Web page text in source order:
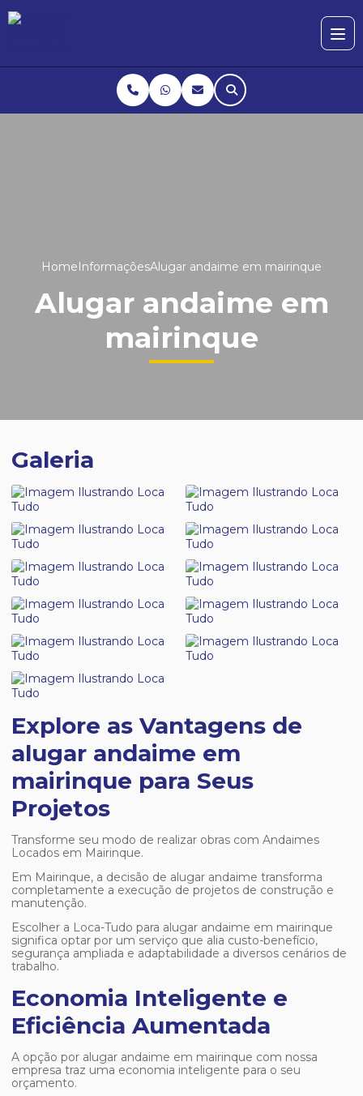
HomeInformaçõesAlugar andaime em mairinque
Alugar andaime em
mairinque
Galeria
Explore as Vantagens de
alugar andaime em
mairinque para Seus
Projetos
Transforme seu modo de realizar obras com Andaimes
Locados em Mairinque.
Em Mairinque, a decisão de alugar andaime transforma
completamente a execução de projetos de construção e
manutenção.
Escolher a Loca-Tudo para alugar andaime em mairinque
significa optar por um serviço que alia custo-benefício,
segurança ampliada e adaptabilidade a diversos cenários de
trabalho.
Economia Inteligente e
Eficiência Aumentada
A opção por alugar andaime em mairinque com nossa
empresa traz uma economia inteligente para o seu
orçamento.